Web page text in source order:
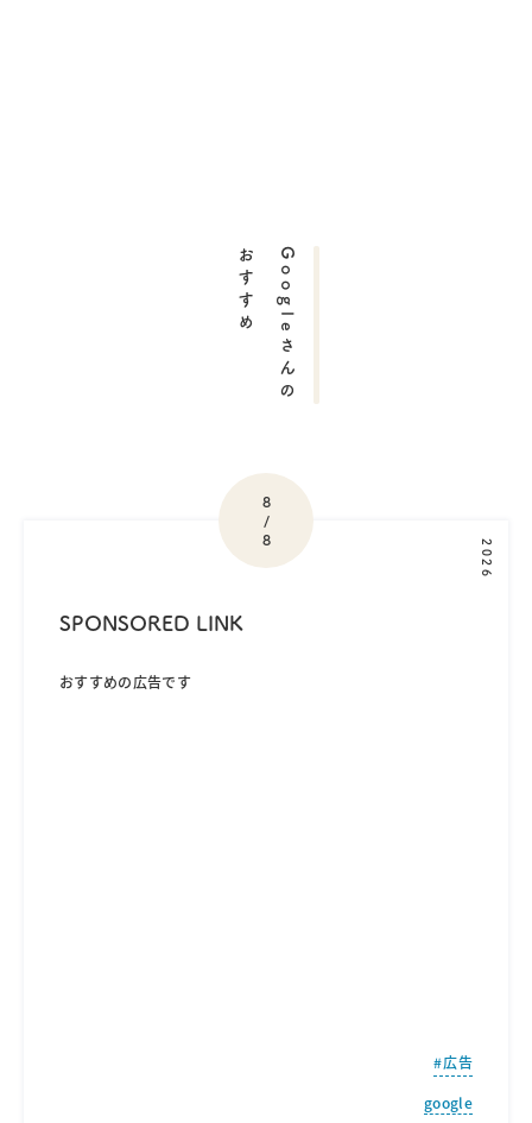
Googleさんの
おすすめ
8
/
8
2026
SPONSORED LINK
おすすめの広告です
広告
google